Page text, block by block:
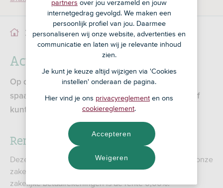
Actuele zakelijke rentes
Actuele zakelijke rentes
Op deze pagina vind je de rentetarieven voor de
spaar- en betaalrekeningen die je op dit moment af
kunt sluiten.
Rente per saldoklasse
Deze rentepercentages gelden per 12 juni 2025 voor onze
zakelijke spaarrekening: MeerKeuze Sparen. Op onze
zakelijke betaalrekeningen is de rente 0,00%.
partners over jou verzameld en jouw
internetgedrag gevolgd. We maken een
persoonlijk profiel van jou. Daarmee
personaliseren wij onze website, advertenties en
communicatie en laten wij je relevante inhoud
zien.
Je kunt je keuze altijd wijzigen via 'Cookies
instellen' onderaan de pagina.
Hier vind je ons privacyreglement en ons
cookiereglement.
Weigeren
Accepteren